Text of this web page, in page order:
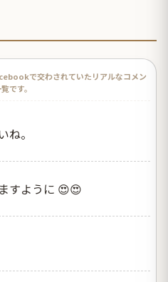
で交わされていたリアルなコメン
です。
ね。
すように 😍😍